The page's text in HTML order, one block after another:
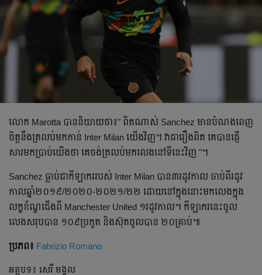
លោក​ Marotta បាន​និយាយ​ថា​៖" ពិត​ណាស់​ Sanchez មាន​បំណង​ពេញ​
ចិត្ត​នឹង​ត្រលប់​មក​កាន់​ Inter Milan យើង​វិញ​។ វា​ជា​រឿង​ពិត​ គេ​បាន​ផ្ញើ​
សារ​មក​ប្រាប់​យើង​ថា​ គេ​ចង់​ត្រលប់​មក​លេង​នៅ​ទី​នេះ​វិញ​ "។
Sanchez ធ្លាប់​ជា​កីឡាករ​របស់​ Inter Milan បាន​៣រដូវកាល​ ចាប់​ពី​រដូវ
កាល​ឆ្នាំ​២០១៩/២០២០-២០២១/២២ ដោយ​នៅ​ក្នុង​នោះ​មក​លេង​ក្នុង​
លក្ខខ័ណ្ឌ​ជើង​ពី​ Manchester United ១រដូវកាល​។ កីឡាករ​នេះ​ចូល​
លេង​សរុប​បាន​ ១០៩ប្រកួត​ និង​ស៊ុត​ចូល​បាន​ ២០គ្រាប់​៕
ប្រភព៖ Fabrizio Romano
អត្ថបទ៖ សេរី មង្គល